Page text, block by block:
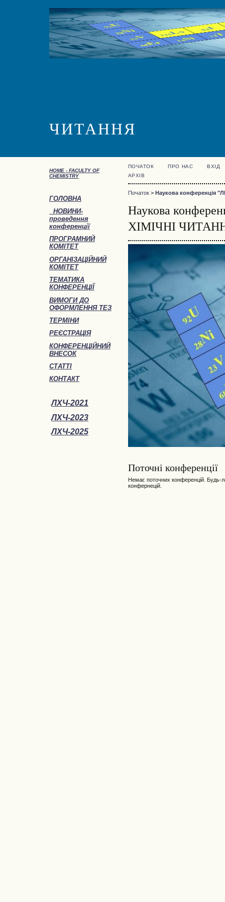
ЧИТАННЯ
HOME - FACULTY OF
CHEMISTRY
ГОЛОВНА
НОВИНИ-
проведення
конференції
ПРОГРАМНИЙ
КОМІТЕТ
ОРГАНІЗАЦІЙНИЙ
КОМІТЕТ
ТЕМАТИКА
КОНФЕРЕНЦІЇ
ВИМОГИ ДО
ОФОРМЛЕННЯ ТЕЗ
ТЕРМІНИ
РЕЄСТРАЦІЯ
КОНФЕРЕНЦІЙНИЙ
ВНЕСОК
СТАТТІ
КОНТАКТ
ЛХЧ-2021
ЛХЧ-2023
ЛХЧ-2025
ПОЧАТОК ПРО НАС
ВХІД
АРХІВ
Початок> Наукова конференція
Наукова
ХІМІЧНІ
Поточні конференції
Немає поточних конференцій. Будь-
конфернецій.